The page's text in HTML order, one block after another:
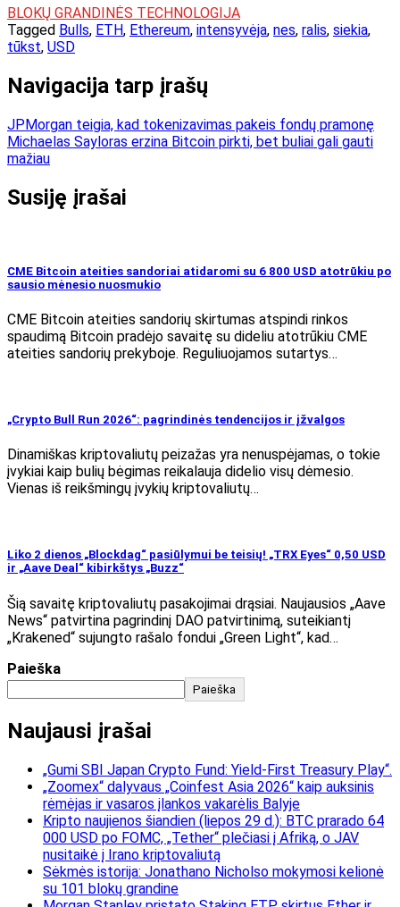
BLOKŲ GRANDINĖS TECHNOLOGIJA
Tagged Bulls, ETH, Ethereum, intensyvėja, nes, ralis, siekia,
tūkst, USD
Navigacija tarp įrašų
JPMorgan teigia, kad tokenizavimas pakeis fondų pramonę
Michaelas Sayloras erzina Bitcoin pirkti, bet buliai gali gauti
mažiau
Susiję įrašai
CME Bitcoin ateities sandoriai atidaromi su 6 800 USD atotrūkiu po
sausio mėnesio nuosmukio
CME Bitcoin ateities sandorių skirtumas atspindi rinkos
spaudimą Bitcoin pradėjo savaitę su dideliu atotrūkiu CME
ateities sandorių prekyboje. Reguliuojamos sutartys…
„Crypto Bull Run 2026“: pagrindinės tendencijos ir įžvalgos
Dinamiškas kriptovaliutų peizažas yra nenuspėjamas, o tokie
įvykiai kaip bulių bėgimas reikalauja didelio visų dėmesio.
Vienas iš reikšmingų įvykių kriptovaliutų…
Liko 2 dienos „Blockdag“ pasiūlymui be teisių! „TRX Eyes“ 0,50 USD
ir „Aave Deal“ kibirkštys „Buzz“
Šią savaitę kriptovaliutų pasakojimai drąsiai. Naujausios „Aave
News“ patvirtina pagrindinį DAO patvirtinimą, suteikiantį
„Krakened“ sujungto rašalo fondui „Green Light“, kad…
Paieška
Paieška
Naujausi įrašai
„Gumi SBI Japan Crypto Fund: Yield-First Treasury Play“.
„Zoomex“ dalyvaus „Coinfest Asia 2026“ kaip auksinis
rėmėjas ir vasaros įlankos vakarėlis Balyje
Kripto naujienos šiandien (liepos 29 d.): BTC prarado 64
000 USD po FOMC, „Tether“ plečiasi į Afriką, o JAV
nusitaikė į Irano kriptovaliutą
Sėkmės istorija: Jonathano Nicholso mokymosi kelionė
su 101 blokų grandine